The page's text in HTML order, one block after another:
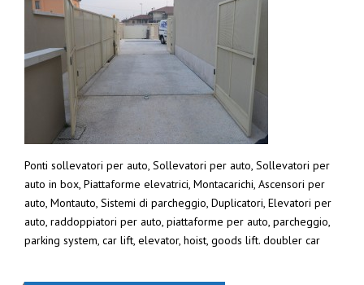
Ponti sollevatori per auto, Sollevatori per auto, Sollevatori per
auto in box, Piattaforme elevatrici, Montacarichi, Ascensori per
auto, Montauto, Sistemi di parcheggio, Duplicatori, Elevatori per
auto, raddoppiatori per auto, piattaforme per auto, parcheggio,
parking system, car lift, elevator, hoist, goods lift. doubler car